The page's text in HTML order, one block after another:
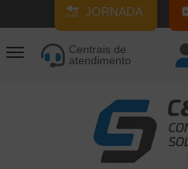
JORNADA
Centrais de
atendimento